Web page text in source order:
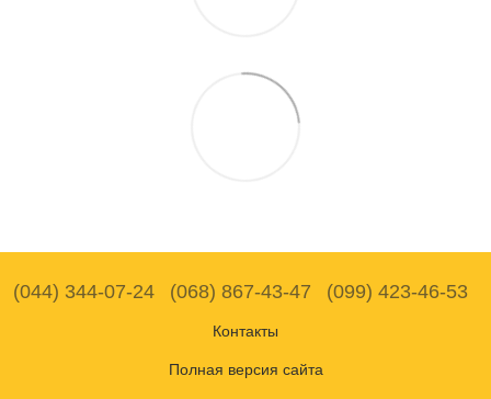
(044) 344-07-24 (068) 867-43-47 (099) 423-46-53
Контакты
Полная версия сайта